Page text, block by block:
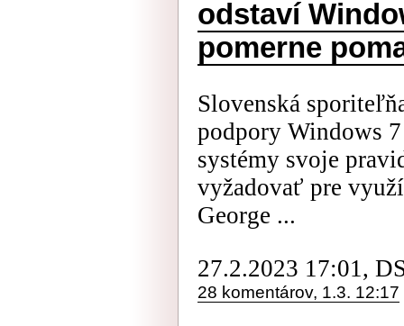
odstaví
pomerne
Slovenská
podpory Windows
systémy svoje
vyžadovať pre
George ...
27.2.2023 17:01,
28 komentárov, 1.3. 12:17